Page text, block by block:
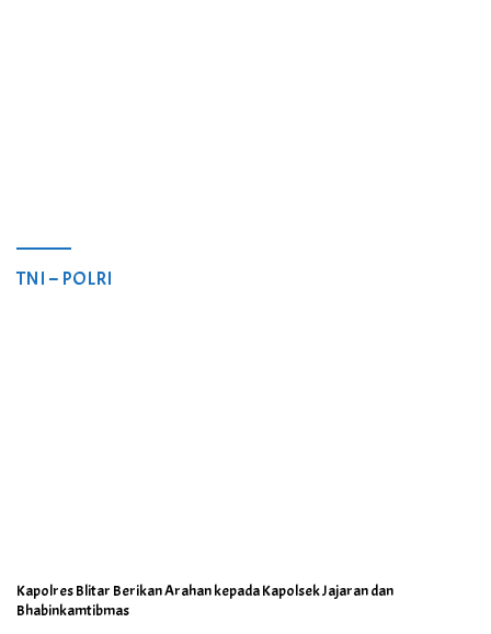
TNI – POLRI
Kapolres Blitar Berikan Arahan kepada Kapolsek Jajaran dan
Bhabinkamtibmas